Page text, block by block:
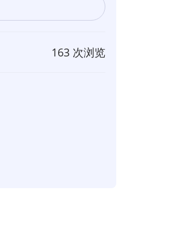
163 次浏览